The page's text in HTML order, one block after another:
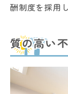
酬制度を採用
質の高い